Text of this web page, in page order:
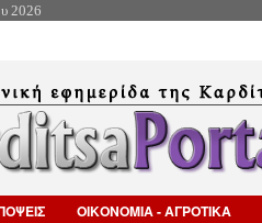
2026
ΟΙΚΟΝΟΜΙΑ - ΑΓΡΟΤΙΚΑ